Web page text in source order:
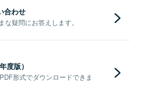
合わせ
疑問にお答えします。
度版）
形式でダウンロードできま